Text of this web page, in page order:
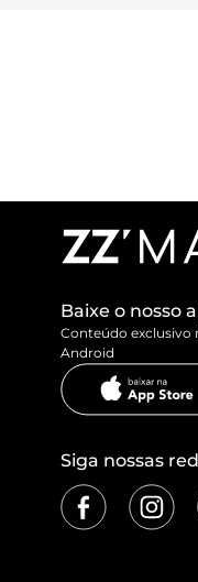
Baixe o nosso
Conteúdo exclusivo
Android
Siga nossas